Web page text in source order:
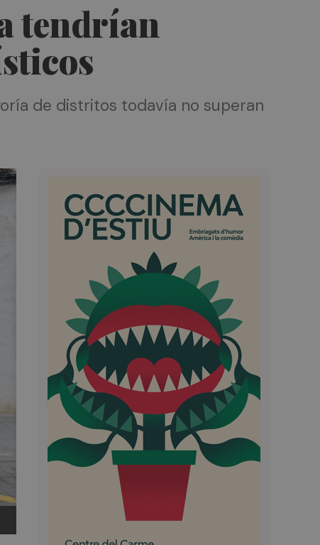
tendrían
de distritos todavía no superan